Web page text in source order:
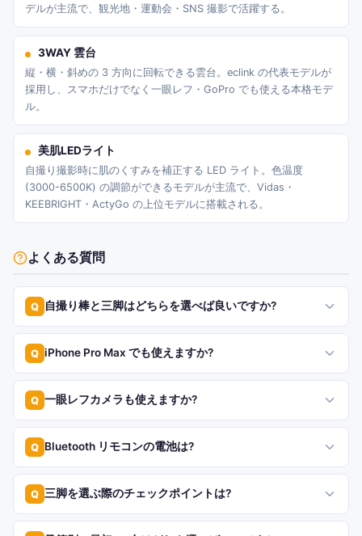
デルが主流で、観光地・運動会・SNS 撮影で活躍する。
3WAY 雲台
縦・横・斜めの 3 方向に回転できる雲台。eclink の代表モデルが
採用し、スマホだけでなく一眼レフ・GoPro でも使える本格モデ
ル。
美肌LEDライト
自撮り撮影時に肌のくすみを補正する LED ライト。色温度
(3000-6500K) の調節ができるモデルが主流で、Vidas・
KEEBRIGHT・ActyGo の上位モデルに搭載される。
よくある質問
Q 自撮り棒と三脚はどちらを選べば良いですか?
Q iPhone Pro Max でも使えますか?
Q 一眼レフカメラも使えますか?
Q Bluetooth リモコンの電池は?
Q 三脚を選ぶ際のチェックポイントは?